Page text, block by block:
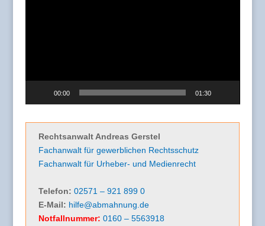
00:00 01:30
Rechtsanwalt Andreas Gerstel
Fachanwalt für gewerblichen Rechtsschutz
Fachanwalt für Urheber- und Medienrecht
Telefon: 02571 – 921 899 0
E-Mail: hilfe@abmahnung.de
Notfallnummer: 0160 – 5563918